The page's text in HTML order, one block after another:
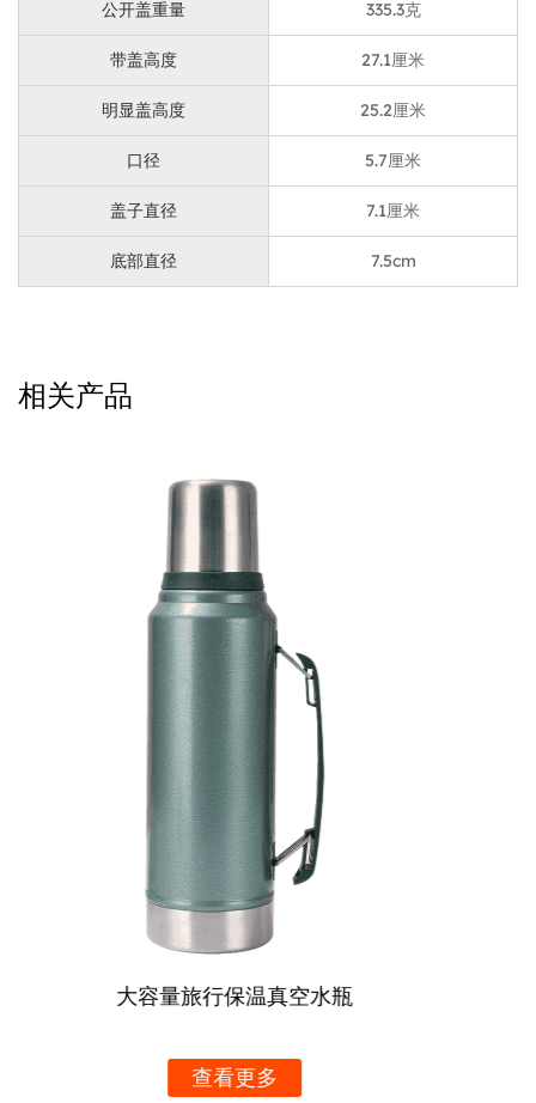
流，减少溢出的风险，而且更容易补充水分，而不会打断
您的活动。这是一个增强整体饮酒体验的小功能。
采用喷漆工艺使瓶子呈现哑光效果，外观精致且触感优
质。这种对细节的关注将瓶子从简单的容器提升为可搭配
任何服装或装备的时尚装饰品。
1L白色吸管口环磨砂材质运动水壶的多功能性还是其吸奶
器的另一个方面。它适合所有的蜡烛，是家庭准则的选
择。无论您是为孩子的书包寻找可靠的奶瓶的家长，都需
1L白色吸管口提环砂材质运动水壶不仅仅是一个水。这是
以及时尚的砂外观，打造成为任何健身爱好者的项链。无
论您是健身爱好者、磨磨爱好者，还是只是重视便利和时
尚的人，这款运动水壶都是您的装备中值得补充。
公开盖重量 335.3克
带盖高度 27.1厘米
明显盖高度 25.2厘米
口径 5.7厘米
盖子直径 7.1厘米
底部直径 7.5cm
相关产品
夏季真空苏打水杯带吸管手柄